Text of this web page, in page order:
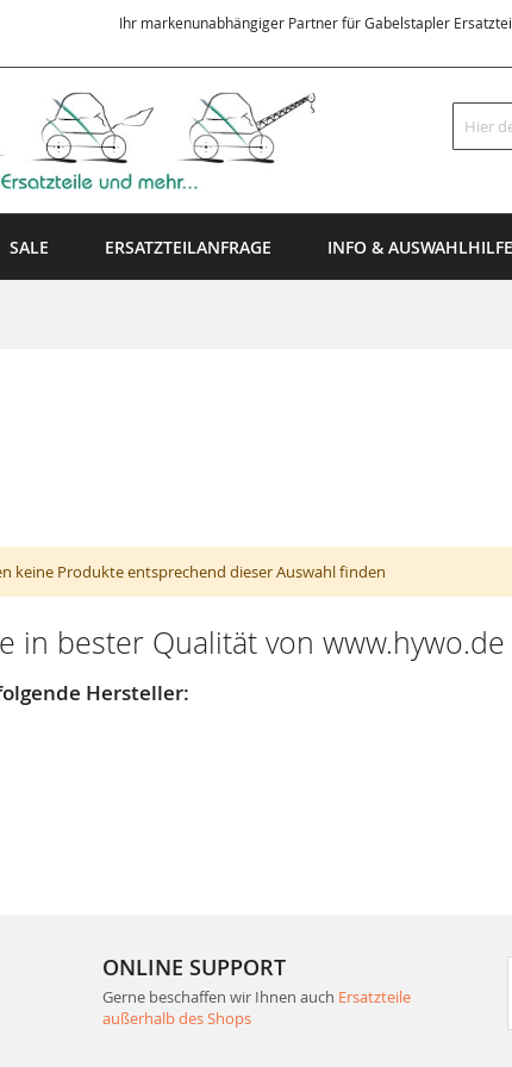
Ihr markenunabhängiger Partner für Gabelstapler
Suche
SALE ERSATZTEILANFRAGE INFO & AUSWAHLHILFE
keine Produkte entsprechend dieser Auswahl finden
in bester Qualität von www.hywo.de
Hersteller:
ONLINE SUPPORT
Gerne beschaffen wir Ihnen auch Ersatzteile
außerhalb des Shops